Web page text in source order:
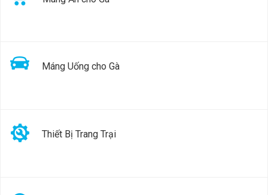
Máng Uống cho Gà
Thiết Bị Trang Trại